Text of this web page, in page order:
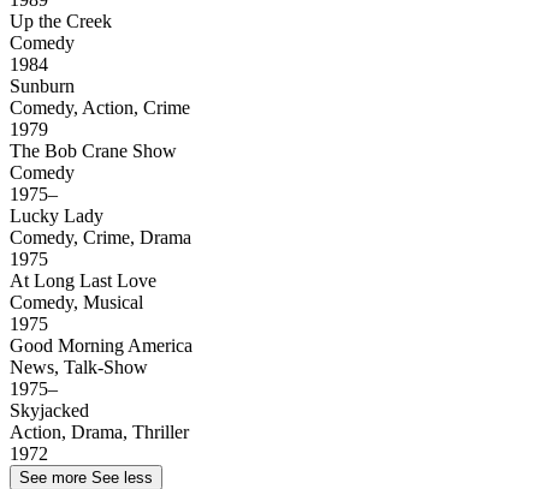
Up the Creek
Comedy
1984
Sunburn
Comedy, Action, Crime
1979
The Bob Crane Show
Comedy
1975–
Lucky Lady
Comedy, Crime, Drama
1975
At Long Last Love
Comedy, Musical
1975
Good Morning America
News, Talk-Show
1975–
Skyjacked
Action, Drama, Thriller
1972
See more See less